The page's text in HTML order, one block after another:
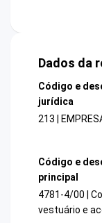
Dados da
Código e
jurídica
213 |
Código e
principal
4781-4/00 |
vestuário e